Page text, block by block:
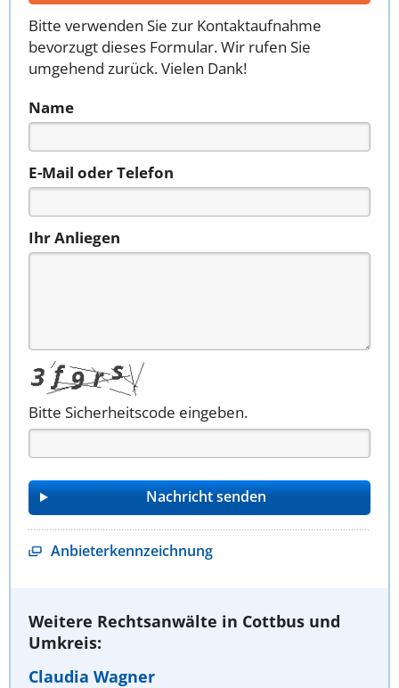
Bitte verwenden Sie zur Kontaktaufnahme
bevorzugt dieses Formular. Wir rufen Sie
umgehend zurück. Vielen Dank!
Name
E-Mail oder Telefon
Ihr Anliegen
Bitte Sicherheitscode eingeben.
Anbieterkennzeichnung
Weitere Rechtsanwälte in Cottbus und
Umkreis:
Claudia Wagner